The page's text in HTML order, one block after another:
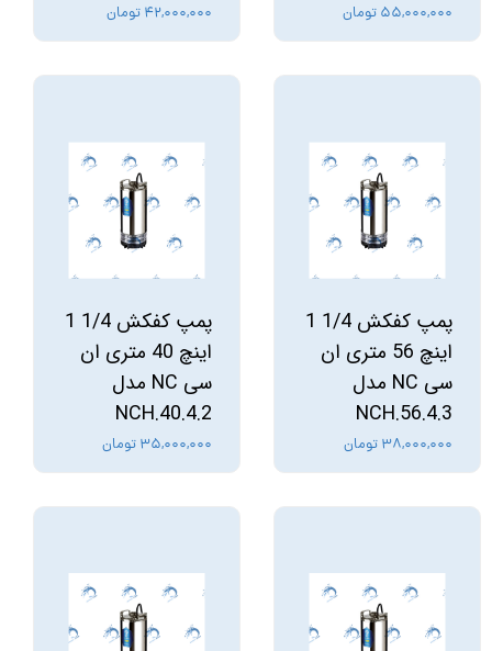
۵۵,۰۰۰,۰۰۰ تومان ۴۲,۰۰۰,۰۰۰ تومان
پمپ کفکش 1/4 1
اینچ 56 متری ان
سی NC مدل
NCH.56.4.3
۳۸,۰۰۰,۰۰۰ تومان
پمپ کفکش 1/4 1
اینچ 40 متری ان
سی NC مدل
NCH.40.4.2
۳۵,۰۰۰,۰۰۰ تومان